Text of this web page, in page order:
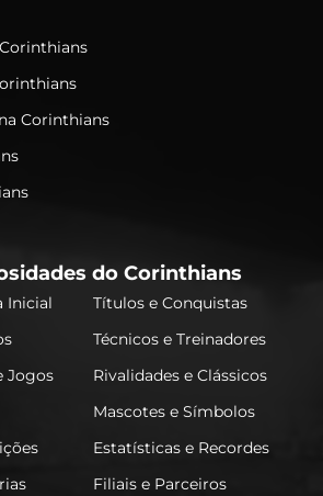
Corinthians
do Corinthians
Inicial
Títulos e Conquistas
Técnicos e Treinadores
Jogos
Rivalidades e Clássicos
Mascotes e Símbolos
Estatísticas e Recordes
Filiais e Parceiros